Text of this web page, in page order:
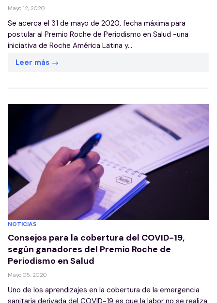
Mayo 12, 2020
Se acerca el 31 de mayo de 2020, fecha máxima para
postular al Premio Roche de Periodismo en Salud -una
iniciativa de Roche América Latina y...
Leer más
NOTICIAS
Consejos para la cobertura del COVID-19,
según ganadores del Premio Roche de
Periodismo en Salud
Mayo 05, 2020
Uno de los aprendizajes en la cobertura de la emergencia
sanitaria derivada del COVID-19 es que la labor no se realiza